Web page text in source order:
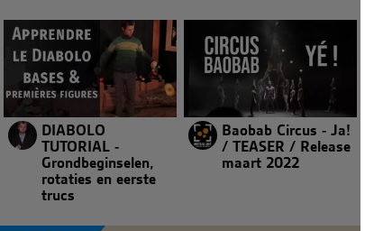
DIABOLO
TUTORIAL -
Grondbeginselen,
rotaties en eerste
trucs
Baobab Circus - Ja!
/ TEASER / Release
maart 2022